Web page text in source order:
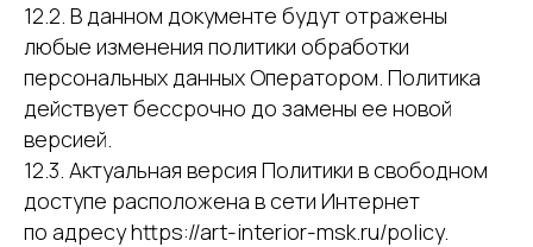
12.2. В данном документе будут отражены
любые изменения политики обработки
персональных данных Оператором. Политика
действует бессрочно до замены ее новой
версией.
12.3. Актуальная версия Политики в свободном
доступе расположена в сети Интернет
по адресу https://art-interior-msk.ru/policy.